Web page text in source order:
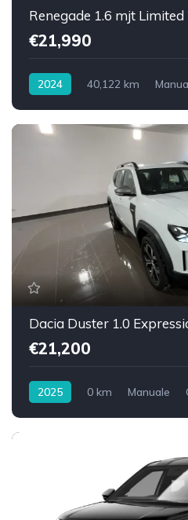
Renegade 1.6 mjt
€21,990
2024 40,122 km
Dacia Duster 1.0
€21,200
2025 0 km Manuale